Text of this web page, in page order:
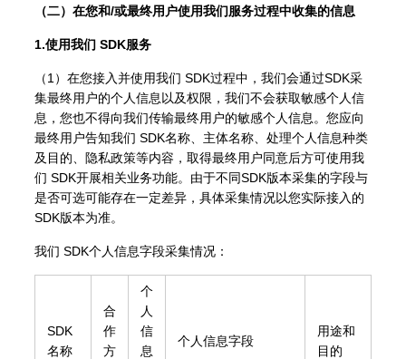
（二）在您和/或最终用户使用我们服务过程中收集的信息
1.使用我们 SDK服务
（1）在您接入并使用我们 SDK过程中，我们会通过SDK采
集最终用户的个人信息以及权限，我们不会获取敏感个人信
息，您也不得向我们传输最终用户的敏感个人信息。您应向
最终用户告知我们 SDK名称、主体名称、处理个人信息种类
及目的、隐私政策等内容，取得最终用户同意后方可使用我
们 SDK开展相关业务功能。由于不同SDK版本采集的字段与
是否可选可能存在一定差异，具体采集情况以您实际接入的
SDK版本为准。
我们 SDK个人信息字段采集情况：
SDK
名称
合
作
方
个
人
信
息
个人信息字段
用途和
目的